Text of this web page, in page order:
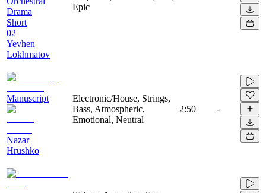
Drama
Short
02
Yevhen
Lokhmatov
Epic
Manuscript
Nazar
Hrushko
Electronic/House, Strings,
Bass, Atmospheric,
Emotional, Neutral
2:50 -